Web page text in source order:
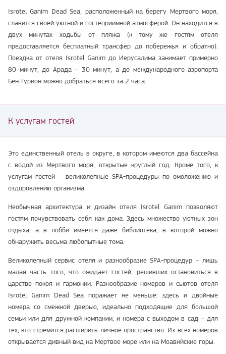
Isrotel Ganim Dead Sea, расположенный на берегу Мертвого моря,
славится своей уютной и гостеприимной атмосферой. Он находится в
двух минутах ходьбы от пляжа (к тому же гостям отеля
предоставляется бесплатный трансфер до побережья и обратно).
Поездка от отеля Isrotel Ganim до Иерусалима занимает примерно
80 минут, до Арада – 30 минут, а до международного аэропорта
Бен-Гурион можно добраться всего за 2 часа.
К услугам гостей
Это единственный отель в округе, в котором имеются два бассейна
с водой из Мертвого моря, открытые круглый год. Кроме того, к
услугам гостей – великолепные SPA-процедуры по омоложению и
оздоровлению организма.
Необычная архитектура и дизайн отеля Isrotel Ganim позволяют
гостям почувствовать себя как дома. Здесь множество уютных зон
отдыха, а в лобби имеется даже библиотека, в которой можно
обнаружить весьма любопытные тома.
Великолепный сервис отеля и разнообразие SPA-процедур – лишь
малая часть того, что ожидает гостей, решивших остановиться в
царстве покоя и гармонии. Разнообразие номеров и сьютов отеля
Isrotel Ganim Dead Sea поражает не меньше: здесь и двойные
номера со смежной дверью, идеально подходящие для большой
семьи или для дружной компании; и номера с выходом в сад – для
тех, кто стремится расширить личное пространство. Из всех номеров
открывается дивный вид на Мертвое море или на Моавийские горы.